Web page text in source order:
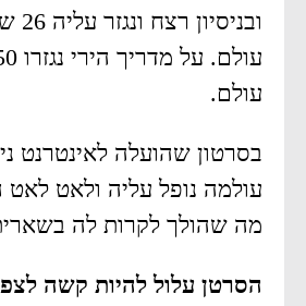
עולם.
בסרטון שהועלה לאינטרנט
עולמה נופל עליה ולאט
מה שהולך לקרות לה
הסרטן עלול להיות קשה